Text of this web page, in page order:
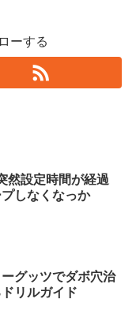
ーする
然設定時間が経過
しなくなっか
グッツでダボ穴治
リルガイド